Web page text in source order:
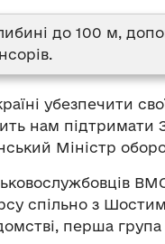
до 100 м,
убезпечити
нам підтримати
Міністр
спільно з
перша група